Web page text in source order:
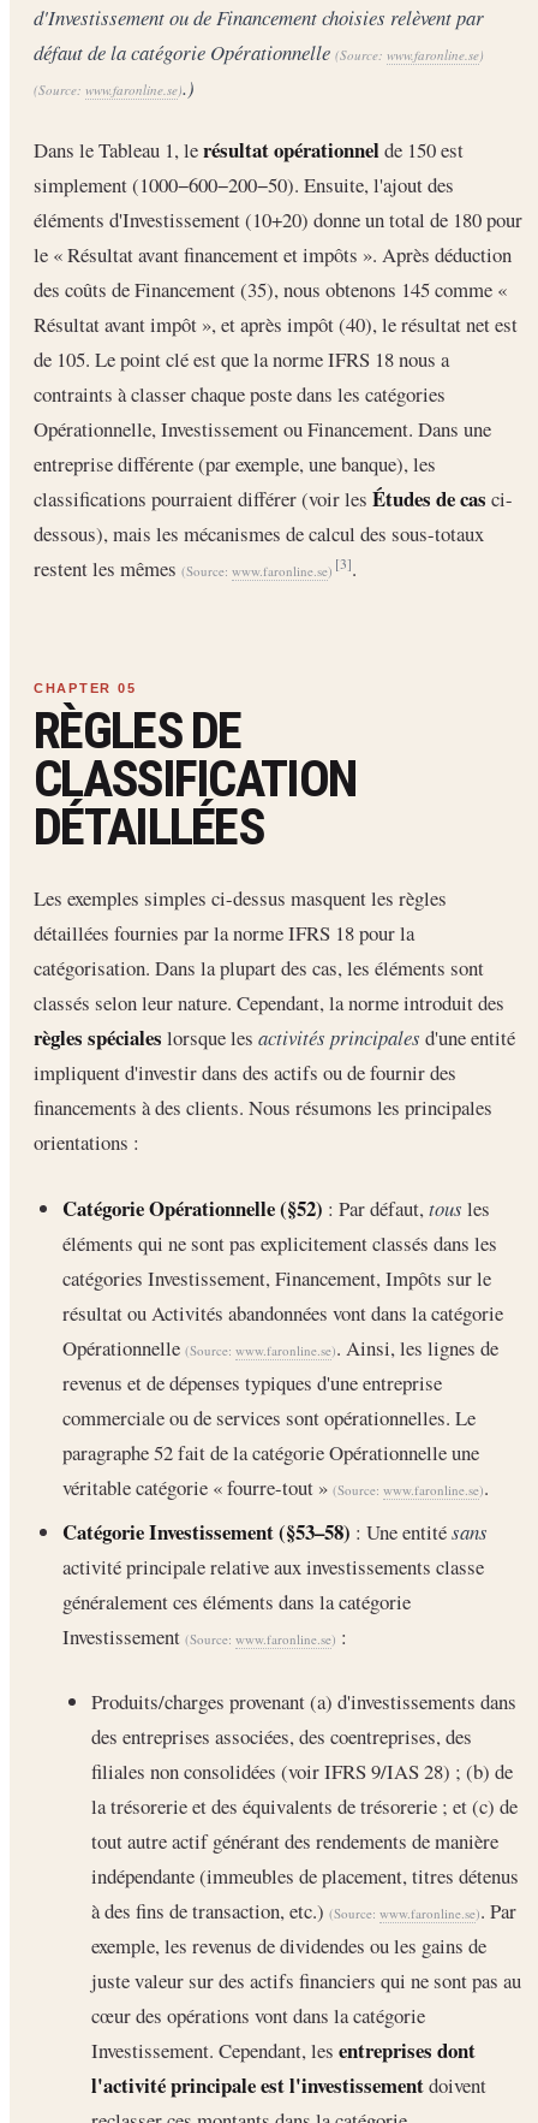
d'Investissement ou de Financement choisies relèvent par
défaut de la catégorie Opérationnelle (Source: www.faronline.se)
(Source: www.faronline.se).)
Dans le Tableau 1, lerésultat opérationnelde 150 est
simplement (1000−600−200−50). Ensuite, l'ajout des
éléments d'Investissement (10+20) donne un total de 180 pour
le « Résultat avant financement et impôts ». Après déduction
des coûts de Financement (35), nous obtenons 145 comme «
Résultat avant impôt », et après impôt (40), le résultat net est
de 105. Le point clé est que la norme IFRS 18 nous a
contraints à classer chaque poste dans les catégories
Opérationnelle, Investissement ou Financement. Dans une
entreprise différente (par exemple, une banque), les
classifications pourraient différer (voir les Études de cas ci-
dessous), mais les mécanismes de calcul des sous-totaux
restent les mêmes (Source: www.faronline.se) [3].
RÈGLES DE
CLASSIFICATION
DÉTAILLÉES
Les exemples simples ci-dessus masquent les règles
détaillées fournies par la norme IFRS 18 pour la
catégorisation. Dans la plupart des cas, les éléments sont
classés selon leur nature. Cependant, la norme introduit des
règles spéciales lorsque les activités principales d'une entité
impliquent d'investir dans des actifs ou de fournir des
financements à des clients. Nous résumons les principales
orientations :
Catégorie Opérationnelle (§52) : Par défaut,tous les
éléments qui ne sont pas explicitement classés dans les
catégories Investissement, Financement, Impôts sur le
résultat ou Activités abandonnées vont dans la catégorie
Opérationnelle (Source: www.faronline.se). Ainsi, les lignes de
revenus et de dépenses typiques d'une entreprise
commerciale ou de services sont opérationnelles. Le
paragraphe 52 fait de la catégorie Opérationnelle une
véritable catégorie « fourre-tout » (Source: www.faronline.se).
Catégorie Investissement (§53–58) : Une entitésans
activité principale relative aux investissements classe
généralement ces éléments dans la catégorie
Investissement (Source: www.faronline.se) :
Produits/charges provenant (a) d'investissements dans
des entreprises associées, des coentreprises, des
filiales non consolidées (voir IFRS 9/IAS 28) ; (b) de
la trésorerie et des équivalents de trésorerie ; et (c) de
tout autre actif générant des rendements de manière
indépendante (immeubles de placement, titres détenus
à des fins de transaction, etc.) (Source: www.faronline.se). Par
exemple, les revenus de dividendes ou les gains de
juste valeur sur des actifs financiers qui ne sont pas au
cœur des opérations vont dans la catégorie
Investissement. Cependant, les entreprises dont
l'activité principale est l'investissementdoivent